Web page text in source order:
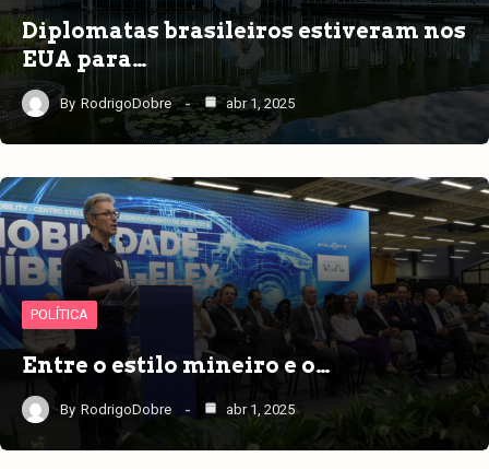
Diplomatas brasileiros estiveram nos
EUA para…
By RodrigoDobre abr 1, 2025
POLÍTICA
Entre o estilo mineiro e o…
By RodrigoDobre abr 1, 2025